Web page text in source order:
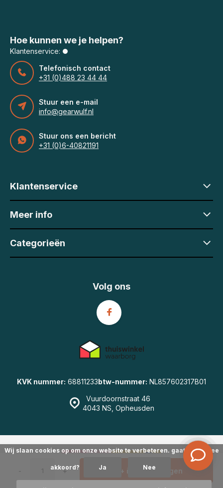
- + + in Winkelwagen
Hoe kunnen we je helpen?
Klantenservice:
Telefonisch contact
+31 (0)488 23 44 44
Stuur een e-mail
info@gearwulf.nl
Stuur ons een bericht
+31 (0)6-40821191
Klantenservice
Meer info
Categorieën
Vuurdoornstraat 46
4043 NS, Opheusden
KVK nummer: 68811233btw-nummer: NL857602317B01
Volg ons
emarkable Sitemap
Wij slaan cookies op om onze website te verbeteren. gaat u hiermee
akkoord? Ja Nee